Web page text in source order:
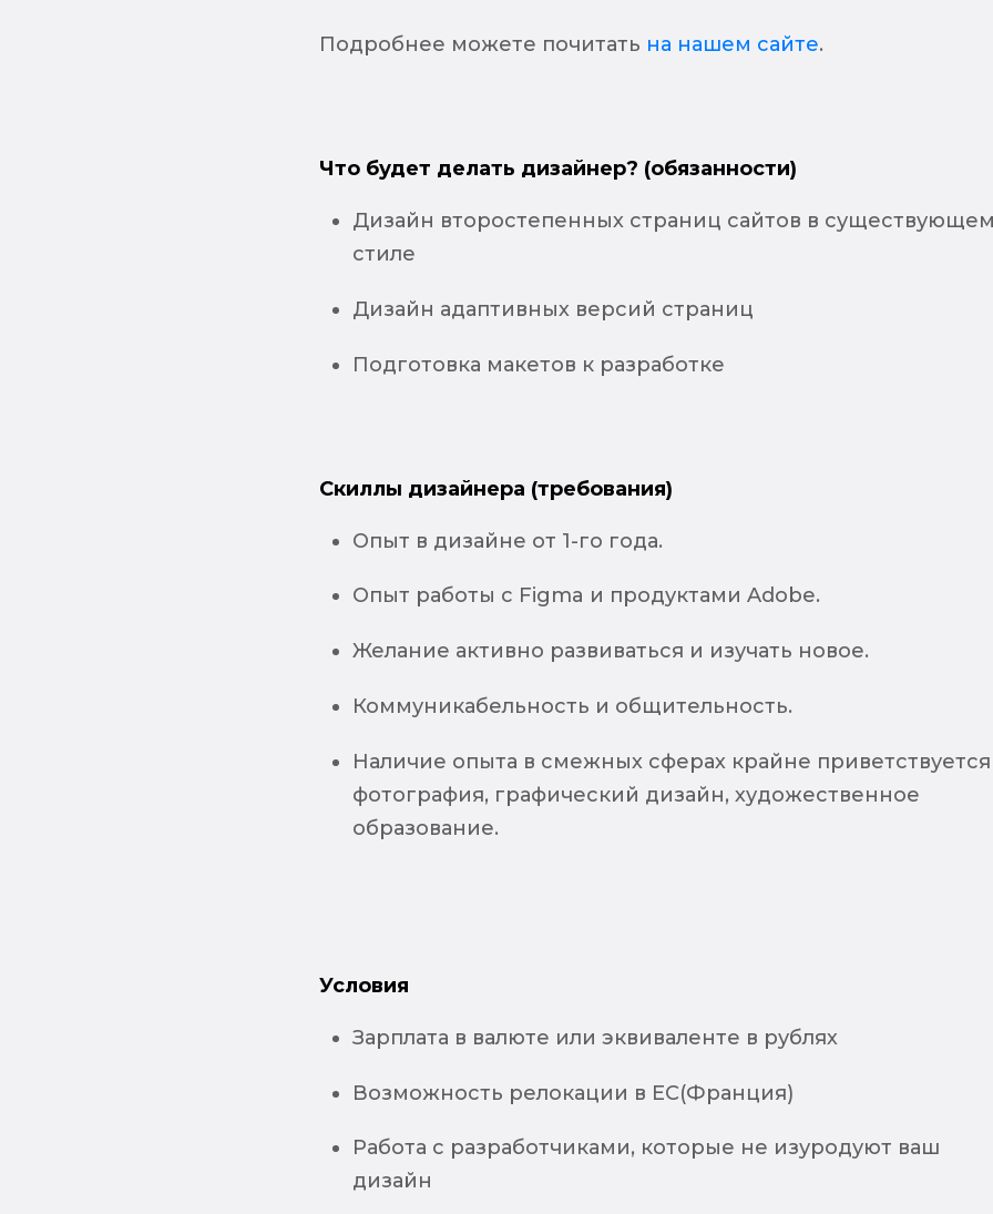
Подробнее можете почитать на нашем сайте.
Что будет делать дизайнер? (обязанности)
Дизайн второстепенных страниц сайтов в
стиле
Дизайн адаптивных версий страниц
Подготовка макетов к разработке
Скиллы дизайнера (требования)
Опыт в дизайне от 1-го года.
Опыт работы с Figma и продуктами Adobe.
Желание активно развиваться и изучать новое.
Коммуникабельность и общительность.
Наличие опыта в смежных сферах крайне
фотография, графический дизайн, художественное
образование.
Условия
Зарплата в валюте или эквиваленте в рублях
Возможность релокации в ЕС(Франция)
Работа с разработчиками, которые не изуродуют ваш
дизайн